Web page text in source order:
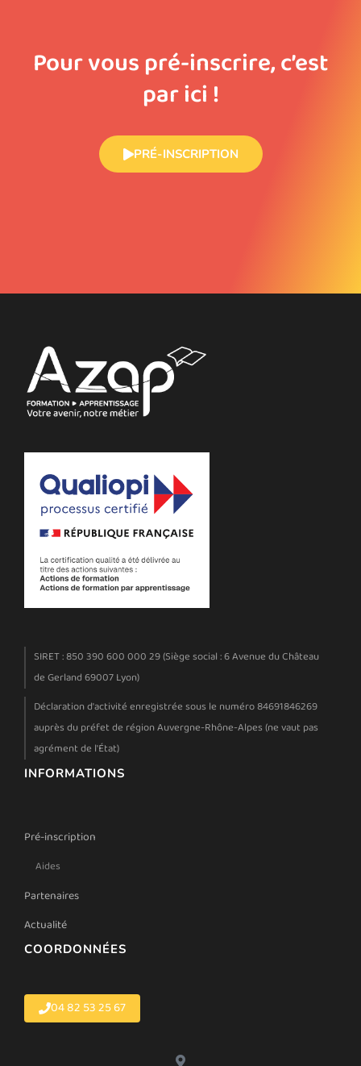
Pour vous pré-inscrire, c’est
par ici !
PRÉ-INSCRIPTION
SIRET : 850 390 600 000 29 (Siège social : 6 Avenue du Château
de Gerland 69007 Lyon)
Déclaration d'activité enregistrée sous le numéro 84691846269
auprès du préfet de région Auvergne-Rhône-Alpes (ne vaut pas
agrément de l'État)
INFORMATIONS
Pré-inscription
Aides
Partenaires
Actualité
COORDONNÉES
04 82 53 25 67